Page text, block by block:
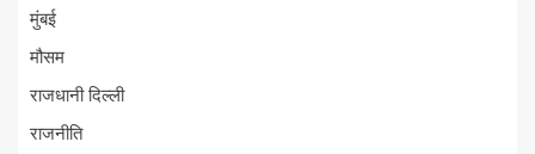
मुंबई
मौसम
राजधानी दिल्ली
राजनीति